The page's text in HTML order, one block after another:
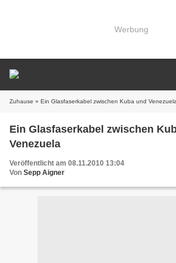
Werbung
Zuhause » Ein Glasfaserkabel zwischen Kuba und Venezuela
Ein Glasfaserkabel zwischen
Venezuela
Veröffentlicht am 08.11.2010 13:04
Von Sepp Aigner